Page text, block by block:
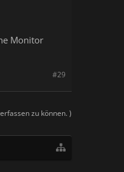
Monitor
#29
zu können. )